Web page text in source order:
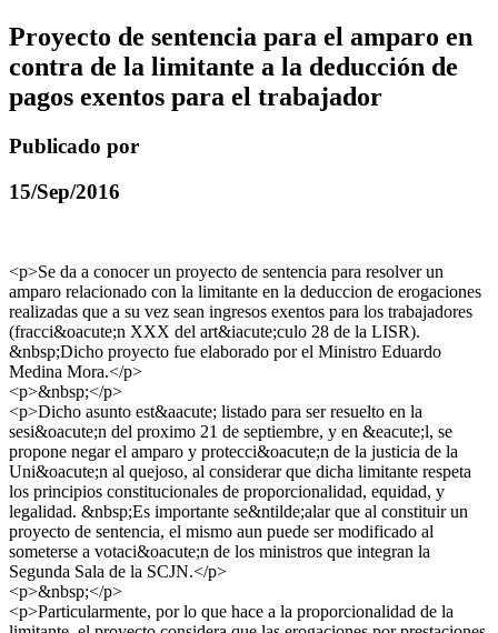
Proyecto de sentencia para el amparo en
contra de la limitante a la deducción de
pagos exentos para el trabajador
Publicado por
15/Sep/2016
<p>Se da a conocer un proyecto de sentencia para resolver un
amparo relacionado con la limitante en la deduccion de erogaciones
realizadas que a su vez sean ingresos exentos para los trabajadores
(fracci&oacute;n XXX del art&iacute;culo 28 de la LISR).
&nbsp;Dicho proyecto fue elaborado por el Ministro Eduardo
Medina Mora.</p>
<p>&nbsp;</p>
<p>Dicho asunto est&aacute; listado para ser resuelto en la
sesi&oacute;n del proximo 21 de septiembre, y en &eacute;l, se
propone negar el amparo y protecci&oacute;n de la justicia de la
Uni&oacute;n al quejoso, al considerar que dicha limitante respeta
los principios constitucionales de proporcionalidad, equidad, y
legalidad. &nbsp;Es importante se&ntilde;alar que al constituir un
proyecto de sentencia, el mismo aun puede ser modificado al
someterse a votaci&oacute;n de los ministros que integran la
Segunda Sala de la SCJN.</p>
<p>&nbsp;</p>
<p>Particularmente, por lo que hace a la proporcionalidad de la